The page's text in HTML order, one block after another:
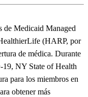
de Medicaid Managed
(HARP, por
de médica. Durante
19, NY State of Health
para los miembros en
obtener más